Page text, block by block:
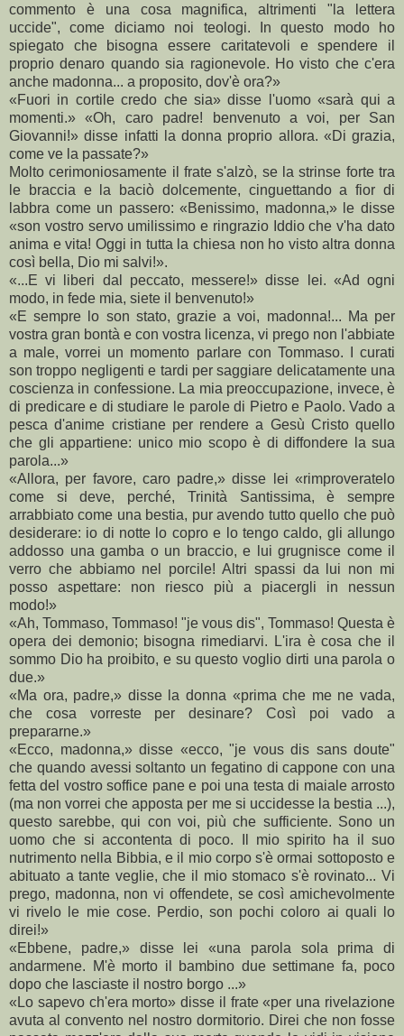
commento è una cosa magnifica, altrimenti "la lettera
uccide", come diciamo noi teologi. In questo modo ho
spiegato che bisogna essere caritatevoli e spendere il
proprio denaro quando sia ragionevole. Ho visto che c'era
anche madonna... a proposito, dov'è ora?»
«Fuori in cortile credo che sia» disse l'uomo «sarà qui a
momenti.» «Oh, caro padre! benvenuto a voi, per San
Giovanni!» disse infatti la donna proprio allora. «Di grazia,
come ve la passate?»
Molto cerimoniosamente il frate s'alzò, se la strinse forte tra
le braccia e la baciò dolcemente, cinguettando a fior di
labbra come un passero: «Benissimo, madonna,» le disse
«son vostro servo umilissimo e ringrazio Iddio che v'ha dato
anima e vita! Oggi in tutta la chiesa non ho visto altra donna
così bella, Dio mi salvi!».
«...E vi liberi dal peccato, messere!» disse lei. «Ad ogni
modo, in fede mia, siete il benvenuto!»
«E sempre lo son stato, grazie a voi, madonna!... Ma per
vostra gran bontà e con vostra licenza, vi prego non l'abbiate
a male, vorrei un momento parlare con Tommaso. I curati
son troppo negligenti e tardi per saggiare delicatamente una
coscienza in confessione. La mia preoccupazione, invece, è
di predicare e di studiare le parole di Pietro e Paolo. Vado a
pesca d'anime cristiane per rendere a Gesù Cristo quello
che gli appartiene: unico mio scopo è di diffondere la sua
parola...»
«Allora, per favore, caro padre,» disse lei «rimproveratelo
come si deve, perché, Trinità Santissima, è sempre
arrabbiato come una bestia, pur avendo tutto quello che può
desiderare: io di notte lo copro e lo tengo caldo, gli allungo
addosso una gamba o un braccio, e lui grugnisce come il
verro che abbiamo nel porcile! Altri spassi da lui non mi
posso aspettare: non riesco più a piacergli in nessun
modo!»
«Ah, Tommaso, Tommaso! "je vous dis", Tommaso! Questa è
opera dei demonio; bisogna rimediarvi. L'ira è cosa che il
sommo Dio ha proibito, e su questo voglio dirti una parola o
due.»
«Ma ora, padre,» disse la donna «prima che me ne vada,
che cosa vorreste per desinare? Così poi vado a
prepararne.»
«Ecco, madonna,» disse «ecco, "je vous dis sans doute"
che quando avessi soltanto un fegatino di cappone con una
fetta del vostro soffice pane e poi una testa di maiale arrosto
(ma non vorrei che apposta per me si uccidesse la bestia ...),
questo sarebbe, qui con voi, più che sufficiente. Sono un
uomo che si accontenta di poco. Il mio spirito ha il suo
nutrimento nella Bibbia, e il mio corpo s'è ormai sottoposto e
abituato a tante veglie, che il mio stomaco s'è rovinato... Vi
prego, madonna, non vi offendete, se così amichevolmente
vi rivelo le mie cose. Perdio, son pochi coloro ai quali lo
direi!»
«Ebbene, padre,» disse lei «una parola sola prima di
andarmene. M'è morto il bambino due settimane fa, poco
dopo che lasciaste il nostro borgo ...»
«Lo sapevo ch'era morto» disse il frate «per una rivelazione
avuta al convento nel nostro dormitorio. Direi che non fosse